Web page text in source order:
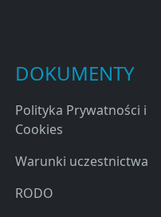
DOKUMENTY
Polityka Prywatności i
Cookies
Warunki uczestnictwa
RODO